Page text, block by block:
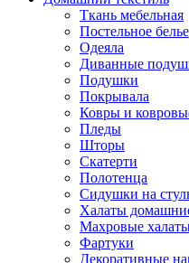
Ткань мебельная
Постельное белье
Одеяла
Диванные
Подушки
Покрывала
Ковры и
Пледы
Шторы
Скатерти
Полотенца
Сидушки на
Халаты
Махровые
Фартуки
Декоративные